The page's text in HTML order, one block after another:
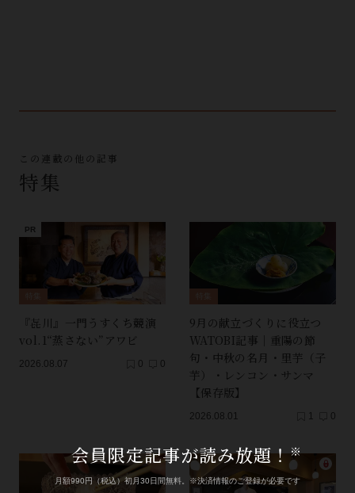
この連載の他の記事
特集
『㐂川』一門うすくち競演
vol.1“蒸さない”アワビ
2026.08.07 0 0
9月の献立づくりに役立つ
WATOBI記事｜重陽の節
句・中秋の名月・里芋（子
芋）・レンコン・サンマ
【保存版】
2026.08.01 1 0
会員限定記事が読み放題！※
月額990円（税込）初月30日間無料。※決済情報のご登録が必要です